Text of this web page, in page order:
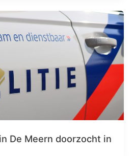
De Meern doorzocht in